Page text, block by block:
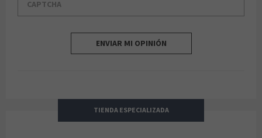
ENVIAR MI OPINIÓN
TIENDA ESPECIALIZADA